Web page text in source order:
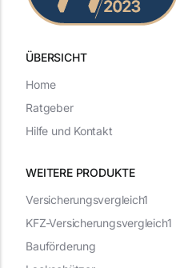
ÜBERSICHT
WEITERE PRODUKTE
Versicherungsvergleich1
KFZ-Versicherungsvergleich1
Bauförderung
Home
Ratgeber
Hilfe und Kontakt